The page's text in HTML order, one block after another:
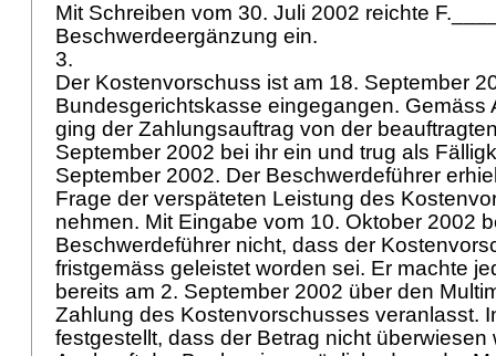
Mit Schreiben vom 30. Juli 2002 reichte
Beschwerdeergänzung ein.
3.
Der Kostenvorschuss ist am 18. September
Bundesgerichtskasse eingegangen. Gemäss
ging der Zahlungsauftrag von der
September 2002 bei ihr ein und trug als
September 2002. Der Beschwerdeführer
Frage der verspäteten Leistung des
nehmen. Mit Eingabe vom 10. Oktober 2002
Beschwerdeführer nicht, dass der
fristgemäss geleistet worden sei. Er machte
bereits am 2. September 2002 über den
Zahlung des Kostenvorschusses veranlasst.
festgestellt, dass der Betrag nicht